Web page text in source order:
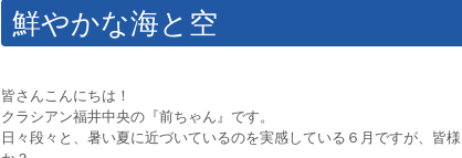
鮮やかな海と空
皆さんこんにちは！
クラシアン福井中央の『前ちゃん』です。
日々段々と、暑い夏に近づいているのを実感している６月ですが、皆